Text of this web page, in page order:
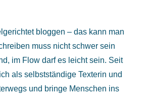
bloggen – das kann man
muss nicht schwer sein
im Flow darf es leicht sein. Seit
als selbstständige Texterin und
und bringe Menschen ins